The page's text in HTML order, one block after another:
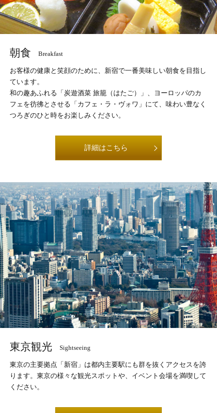
朝食 Breakfast
お客様の健康と笑顔のために、新宿で一番美味しい朝食を目指し
ています。
和の趣あふれる「炭遊酒菜 旅籠（はたご）」、ヨーロッパのカ
フェを彷彿とさせる「カフェ・ラ・ヴォワ」にて、味わい豊なく
つろぎのひと時をお楽しみください。
詳細はこちら
東京観光 Sightseeing
東京の主要拠点「新宿」は都内主要駅にも群を抜くアクセスを誇
ります。東京の様々な観光スポットや、イベント会場を満喫して
ください。